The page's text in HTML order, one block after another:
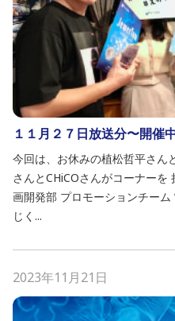
１１月２７日放送分〜開催
今回は、お休みの植松哲平さん
さんとCHiCOさんがコーナー
画開発部 プロモーションチーム
じく...
2023年11月21日